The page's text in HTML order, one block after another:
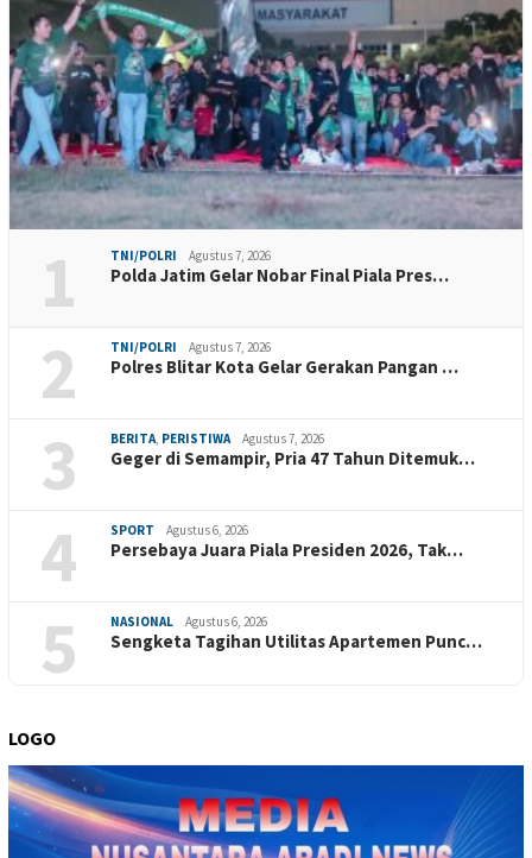
1 TNI/POLRI Agustus 7, 2026
Polda Jatim Gelar Nobar Final Piala Pres…
2 TNI/POLRI Agustus 7, 2026
Polres Blitar Kota Gelar Gerakan Pangan …
3 BERITA, PERISTIWA Agustus 7, 2026
Geger di Semampir, Pria 47 Tahun Ditemuk…
4 SPORT Agustus 6, 2026
Persebaya Juara Piala Presiden 2026, Tak…
5 NASIONAL Agustus 6, 2026
Sengketa Tagihan Utilitas Apartemen Punc…
LOGO